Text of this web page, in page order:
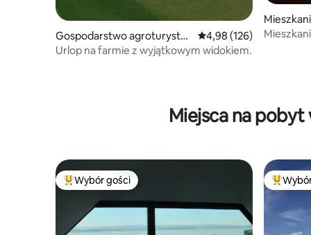
Gospodarstwo agroturystyc
zne
Średnia ocena: 4,98 na
4,98 (126)
Urlop na farmie z wyjątkowym widokiem.
Miejsca na
Najpopularniejsze z kategorii Wybór gości
Wybór gości